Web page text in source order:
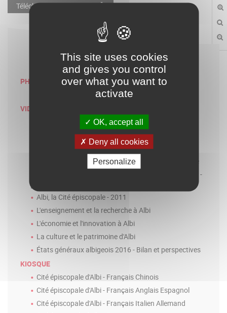
Télécharger la publication
Galerie
PHOTOTHÈQUE
Photos libre de droits
VIDÉO
États généraux albigeois 2022
Albi, la Cité épiscopale - 2017
Albi, la Cité épiscopale - 30s
Présentation du logo "Albi, la Cité épiscopale" Galerie
Film 2011 de présentation d' "Albi, la Cité épiscopale" -
sous titré anglais
Albi, la Cité épiscopale - 2011
L'enseignement et la recherche à Albi
L'économie et l'innovation à Albi
La culture et le patrimoine d'Albi
États généraux albigeois 2016 - Bilan et perspectives
KIOSQUE
Cité épiscopale d'Albi - Français Chinois
Cité épiscopale d'Albi - Français Anglais Espagnol
Cité épiscopale d'Albi - Français Italien Allemand
This site uses cookies
and gives you control
over what you want to
activate
OK, accept all
Deny all cookies
Personalize